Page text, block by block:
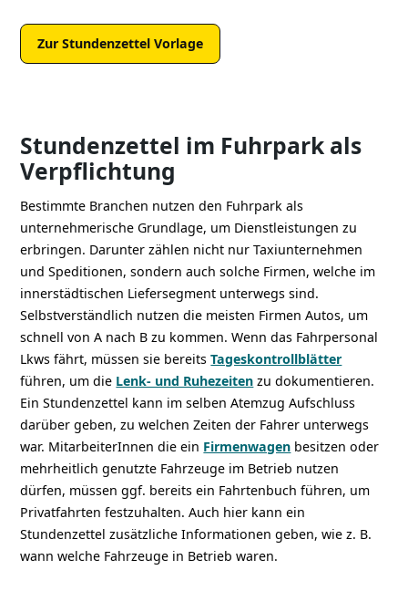
Zur Stundenzettel Vorlage
Stundenzettel im Fuhrpark als
Verpflichtung
Bestimmte Branchen nutzen den Fuhrpark als
unternehmerische Grundlage, um Dienstleistungen zu
erbringen. Darunter zählen nicht nur Taxiunternehmen
und Speditionen, sondern auch solche Firmen, welche im
innerstädtischen Liefersegment unterwegs sind.
Selbstverständlich nutzen die meisten Firmen Autos, um
schnell von A nach B zu kommen. Wenn das Fahrpersonal
Lkws fährt, müssen sie bereitsTageskontrollblätter
führen, um die Lenk- und Ruhezeiten zu dokumentieren.
Ein Stundenzettel kann im selben Atemzug Aufschluss
darüber geben, zu welchen Zeiten der Fahrer unterwegs
war. MitarbeiterInnen die ein Firmenwagen besitzen oder
mehrheitlich genutzte Fahrzeuge im Betrieb nutzen
dürfen, müssen ggf. bereits ein Fahrtenbuch führen, um
Privatfahrten festzuhalten. Auch hier kann ein
Stundenzettel zusätzliche Informationen geben, wie z. B.
wann welche Fahrzeuge in Betrieb waren.